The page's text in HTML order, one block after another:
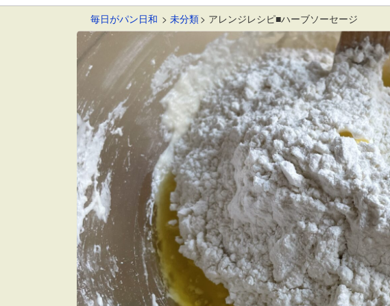
毎日がパン日和 未分類 アレンジレシピ■ハーブソーセージ